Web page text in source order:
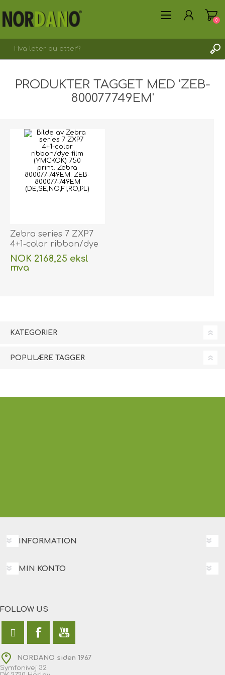
0
PRODUKTER TAGGET MED 'ZEB-
800077749EM'
Zebra series 7 ZXP7
4+1-color ribbon/dye
film (YMCKOK) 750
print. Zebra 800077-
NOK 2168,25 eksl
mva
KATEGORIER
POPULÆRE TAGGER
INFORMATION
MIN KONTO
FOLLOW US
NORDANO siden 1967
Symfonivej 32